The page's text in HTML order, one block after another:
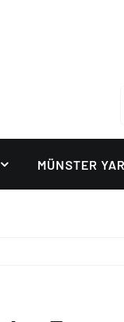
MÜNSTER